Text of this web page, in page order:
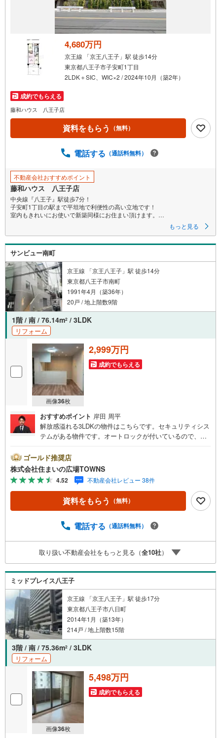
4,680万円
京王線 「京王八王子」駅 徒歩14分
東京都八王子市子安町1丁目
2LDK＋SIC、WIC×2 / 2024年10月（築2年）
成約でもらえる
藤和ハウス 八王子店
資料をもらう （無料）
電話する （通話料無料）
不動産会社おすすめポイント
藤和ハウス 八王子店
中央線『八王子』駅徒歩7分！
子安町1丁目の駅まで平坦地で利便性の高い立地です！
室内もきれいにお使いで新築同様にお住まい頂けます。
プライベートの保たれた専用庭は憩いの空間としてお使い頂けますもっと見る
サンビュー南町
京王線 「京王八王子」駅 徒歩14分
東京都八王子市南町
1991年4月（築36年）
20戸 / 地上階数9階
1階 / 南 / 76.14m2 / 3LDK
リフォーム
画像36枚
2,999万円
成約でもらえる
おすすめポイント 岸田 周平
解放感溢れる3LDKの物件はこちらです。セキュリティシス
テムがある物件です。オートロックが付いているので、空
で荷物を受け取れない場合でも、宅配ボックスがあれば再
配達せずに受け取ることができます。システムキッチンは
必要な物が組み込まれているため、すぐ調理できます。専
有面積が76.14平米以上ある物件でゆったりと生活したい方
にいかがでしょうか。お気に入りの中古マンションで満足
度の高い生活をしましょう。浴室乾燥機のあるお風呂場は
テムキッチン付きなので、お料理を楽しめます。3LDKの物
分の場所に位置する物件です。こちらの物件は南向きで
す。専有面積76.14平米以上あるので広々と使えます。この
物件は快適な室内環境が魅力の中古マンションとなってい
ます。数ある物件の中から弊社の物件をご覧いただき、あ
りがとうございます。心を込めてお手伝いさせて下さい
ゴールド推奨店
株式会社住まいの広場TOWNS
4.52 不動産会社レビュー 38件
資料をもらう （無料）
電話する （通話料無料）
取り扱い不動産会社をもっと見る（全10社）
ミッドプレイス八王子
京王線 「京王八王子」駅 徒歩17分
東京都八王子市八日町
2014年1月（築13年）
214戸 / 地上階数15階
3階 / 南 / 75.36m2 / 3LDK
リフォーム
画像36枚
5,498万円
成約でもらえる